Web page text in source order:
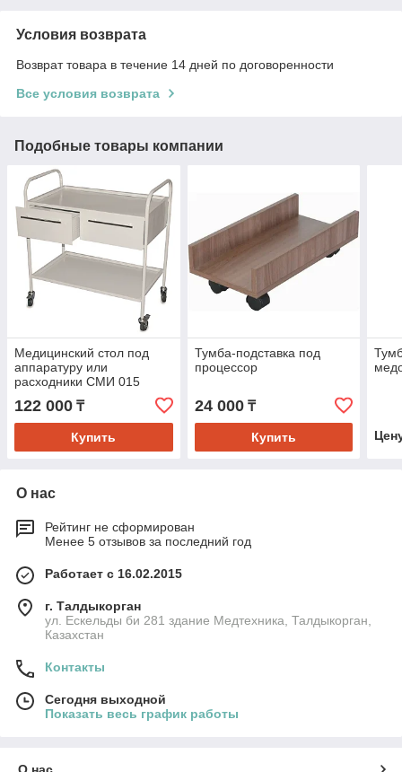
Условия возврата
Возврат товара в течение 14 дней по договоренности
Все условия возврата
Подобные товары компании
Медицинский стол под
аппаратуру или
расходники СМИ 015
122 000 ₸
Купить
Тумба-подставка под
процессор
24 000₸
Купить
О нас
Рейтинг не сформирован
Менее 5 отзывов за последний год
Работает с 16.02.2015
г. Талдыкорган
ул. Ескельды би 281 здание Медтехника, Талдыкорган,
Казахстан
Контакты
Сегодня выходной
Показать весь график работы